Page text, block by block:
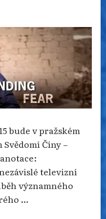
bude v pražském
Číny –
televizní
významného
…